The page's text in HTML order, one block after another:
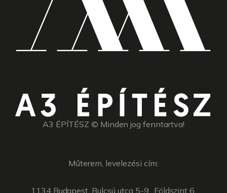
A3 ÉPÍTÉSZ © Minden jog fenntartva!
Műterem, levelezési cím:
1134 Budapest, Bulcsú utca 5-9., Földszint 6.